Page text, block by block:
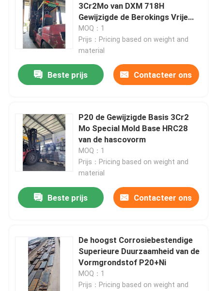
3Cr2Mo van DXM 718H
Gewijzigde de Berokings Vrije
Houten Dozen P20
MOQ：1
Prijs：Pricing based on weight and
material
Beste prijs Contacteer ons
P20 de Gewijzigde Basis 3Cr2
Mo Special Mold Base HRC28
van de hascovorm
MOQ：1
Prijs：Pricing based on weight and
material
Beste prijs Contacteer ons
De hoogst Corrosiebestendige
Superieure Duurzaamheid van de
Vormgrondstof P20+Ni
MOQ：1
Prijs：Pricing based on weight and